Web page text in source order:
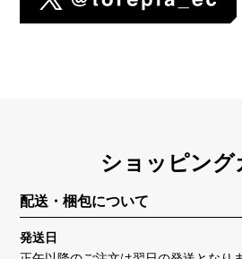
ショッピング
配送・梱包について
発送日